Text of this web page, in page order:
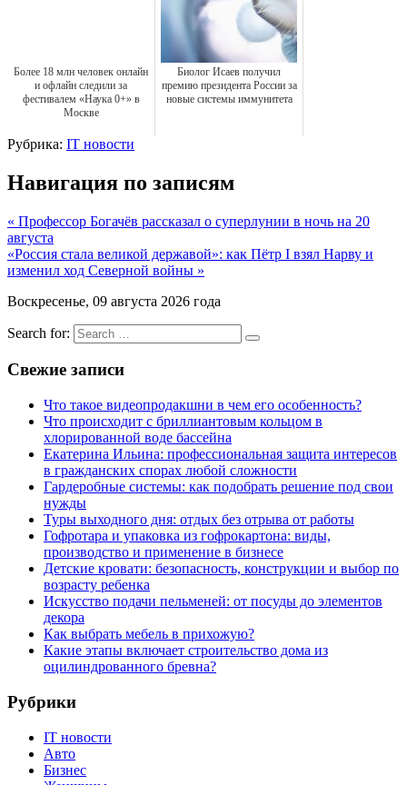
Более 18 млн человек онлайн
и офлайн следили за
фестивалем «Наука 0+» в
Москве
Биолог Исаев получил
премию президента России за
новые системы иммунитета
Рубрика: IT новости
Навигация по записям
« Профессор Богачёв рассказал о суперлунии в ночь на 20
августа
«Россия стала великой державой»: как Пётр I взял Нарву и
изменил ход Северной войны »
Воскресенье, 09 августа 2026 года
Search for:
Свежие записи
Что такое видеопродакшни в чем его особенность?
Что происходит с бриллиантовым кольцом в
хлорированной воде бассейна
Екатерина Ильина: профессиональная защита интересов
в гражданских спорах любой сложности
Гардеробные системы: как подобрать решение под свои
нужды
Туры выходного дня: отдых без отрыва от работы
Гофротара и упаковка из гофрокартона: виды,
производство и применение в бизнесе
Детские кровати: безопасность, конструкции и выбор по
возрасту ребенка
Искусство подачи пельменей: от посуды до элементов
декора
Как выбрать мебель в прихожую?
Какие этапы включает строительство дома из
оцилиндрованного бревна?
Рубрики
IT новости
Авто
Бизнес